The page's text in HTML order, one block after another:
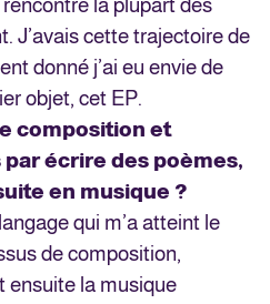
rencontré la plupart des
J’avais cette trajectoire de
donné j’ai eu envie de
objet, cet EP.
composition et
écrire des poèmes,
en musique ?
qui m’a atteint le
de composition,
ensuite la musique